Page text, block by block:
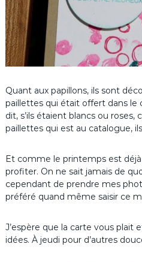
Quant aux papillons, ils sont
paillettes qui était offert dans le
dit, s’ils étaient blancs ou
paillettes qui est au catalogue,
Et comme le printemps est déjà
profiter. On ne sait jamais de
cependant de prendre mes
préféré quand même saisir ce
J’espère que la carte vous plait
idées. À jeudi pour d’autres